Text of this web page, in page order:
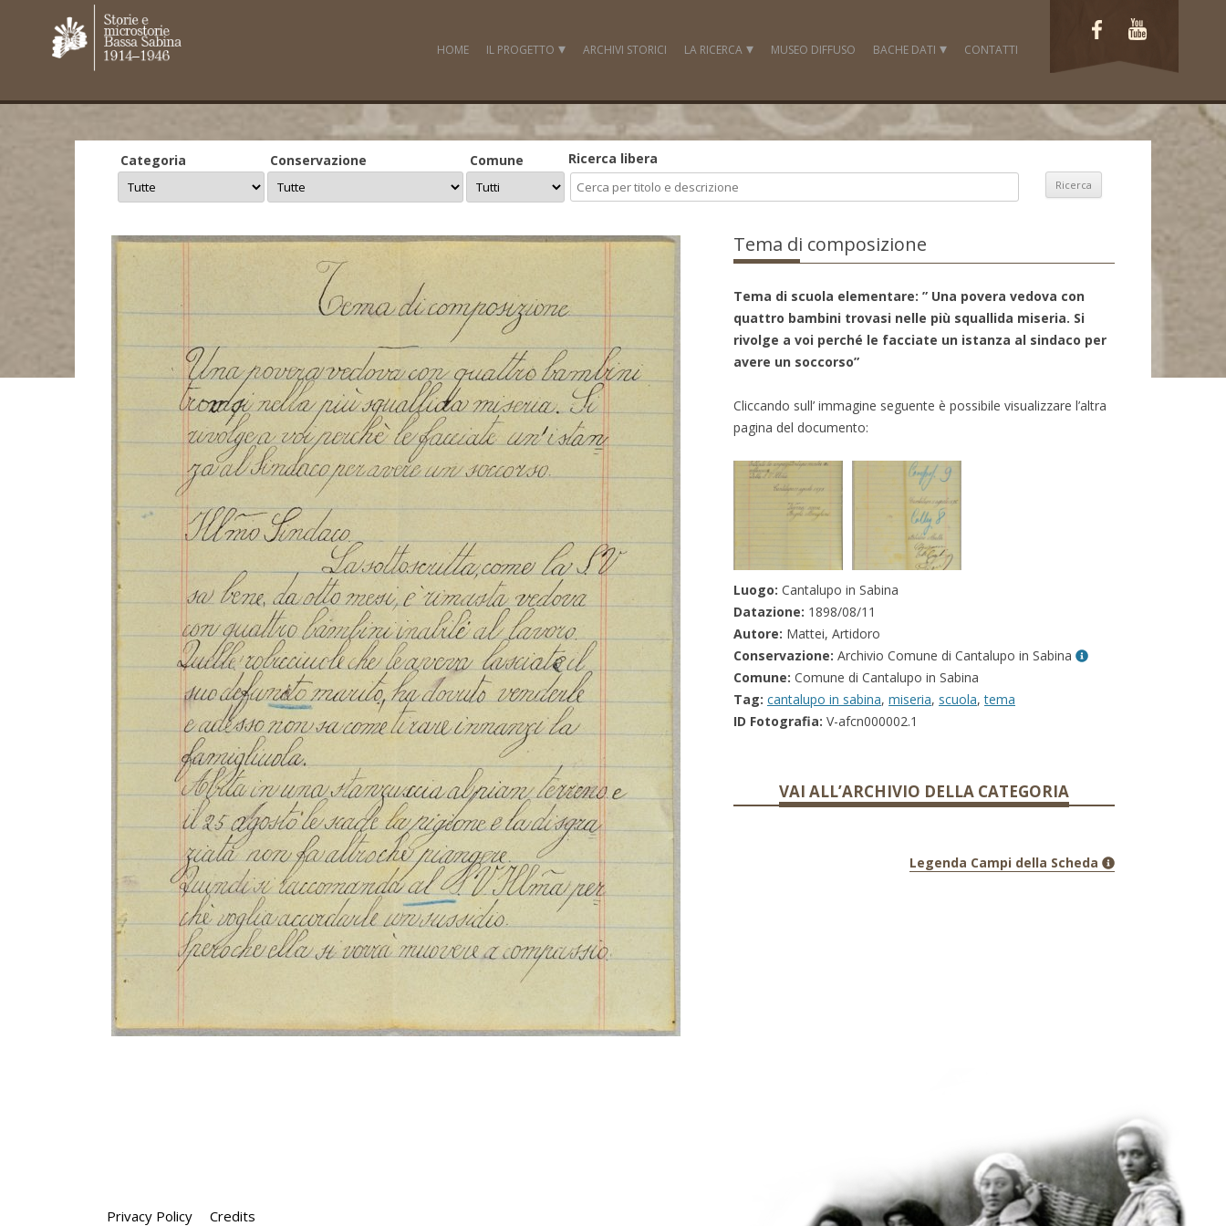
content
HOME IL PROGETTO
IL LIBRO
IL DOCUMENTARIO
LA DIDATTICA
PARTNER
ARCHIVI STORICI LA RICERCA
BIBLIOGRAFIA ED ALTRI LAVORI
MUSEO DIFFUSO BACHE DATI
FONTI ICONOGRAFICHE
CONTATTI
Categoria Conservazione Comune Ricerca libera
Tema di composizione
Tema di scuola elementare: ” Una povera vedova con
quattro bambini trovasi nelle più squallida miseria. Si
rivolge a voi perché le facciate un istanza al sindaco per
avere un soccorso”
Cliccando sull’ immagine seguente è possibile visualizzare l’altra
pagina del documento:
Luogo: Cantalupo in Sabina
Datazione: 1898/08/11
Autore: Mattei, Artidoro
Conservazione: Archivio Comune di Cantalupo in Sabina
Comune: Comune di Cantalupo in Sabina
Tag: cantalupo in sabina, miseria, scuola,tema
ID Fotografia: V-afcn000002.1
VAI ALL’ARCHIVIO DELLA CATEGORIA
Legenda Campi della Scheda
Privacy Policy Credits